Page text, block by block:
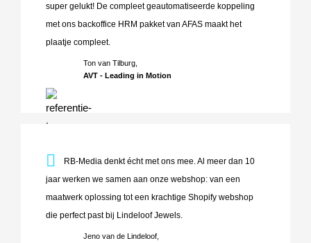
Ton van Tilburg,
AVT - Leading in Motion
super gelukt! De compleet geautomatiseerde koppeling
met ons backoffice HRM pakket van AFAS maakt het
plaatje compleet.
Jeno van de Lindeloof,
RB-Media denkt écht met ons mee. Al meer dan 10
jaar werken we samen aan onze webshop: van een
maatwerk oplossing tot een krachtige Shopify webshop
die perfect past bij Lindeloof Jewels.
RB-Media denkt écht met ons mee. Al meer dan 10 jaar